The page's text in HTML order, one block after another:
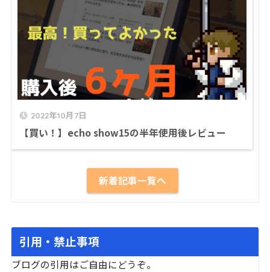
2022年10月7日
【買い！】echo show15の半年使用後レビュー
新着記事一覧へ
引用・禁止事項
ブログの引用はご自由にどうぞ。